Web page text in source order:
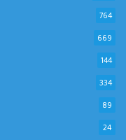
764
669
144
334
89
24